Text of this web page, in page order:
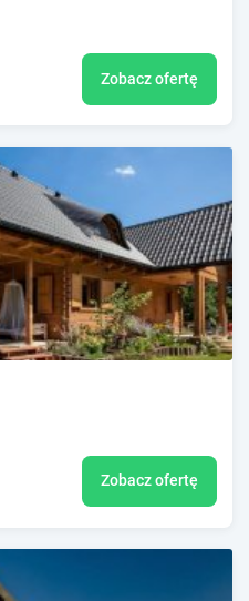
Zobacz ofertę
Zobacz ofertę